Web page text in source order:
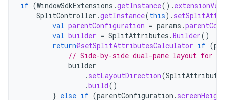
if (WindowSdkExtensions .getInstance().
SplitController .getInstance(this).
val parentConfiguration = params .
val builder = SplitAttributes .Builder()
return@setSplitAttributesCalculator if (
// Side-by-side dual-pane layout for
builder
. setLayoutDirection(
.build()
} else if (parentConfiguration .